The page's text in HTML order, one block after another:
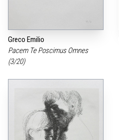
Greco Emilio
Pacem Te Poscimus Omnes
(3/20)